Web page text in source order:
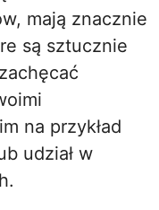
mają znacznie
są sztucznie
na przykład
udział w